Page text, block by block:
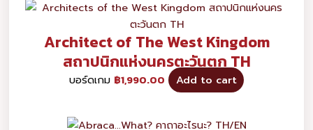
Architect of The West Kingdom
สถาปนิกแห่งนครตะวันตก TH
บอร์ดเกม ฿1,990.00 Add to cart